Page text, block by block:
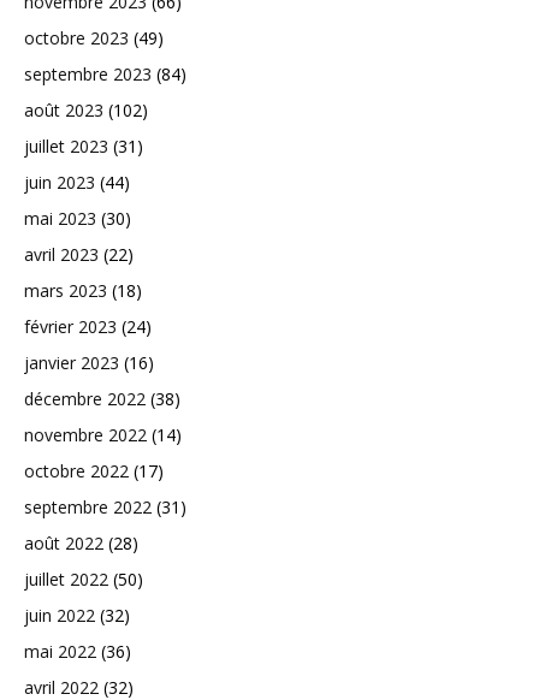
octobre 2023 (49)
septembre 2023 (84)
août 2023 (102)
juillet 2023 (31)
juin 2023 (44)
mai 2023 (30)
avril 2023 (22)
mars 2023 (18)
février 2023 (24)
janvier 2023 (16)
décembre 2022 (38)
novembre 2022 (14)
octobre 2022 (17)
septembre 2022 (31)
août 2022 (28)
juillet 2022 (50)
juin 2022 (32)
mai 2022 (36)
avril 2022 (32)